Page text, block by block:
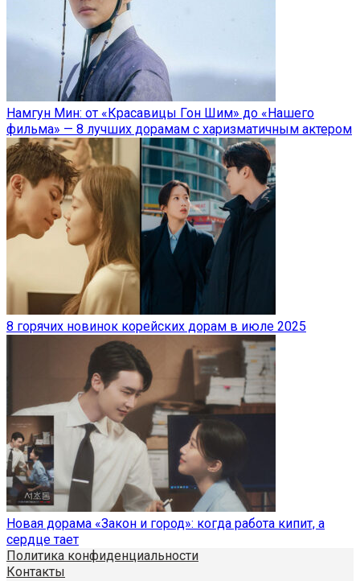
Намгун Мин: от «Красавицы Гон Шим» до «Нашего
фильма» — 8 лучших дорамам с харизматичным актером
8 горячих новинок корейских дорам в июле 2025
Новая дорама «Закон и город»: когда работа кипит, а
сердце тает
Политика конфиденциальности
Контакты